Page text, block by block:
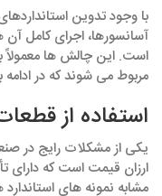
با وجود تدوین
آسانسورها، اجرای کامل
است. این چالش‌ ها معمولاً
مربوط می‌ شوند که در
استفاده از
یکی از مشکلات رایج در
ارزان‌ قیمت است که دارای
مشابه نمونه‌ های